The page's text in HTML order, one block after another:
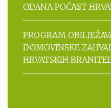
ODANA POČAST
PROGRAM
DOMOVINSKE
HRVATSKIH